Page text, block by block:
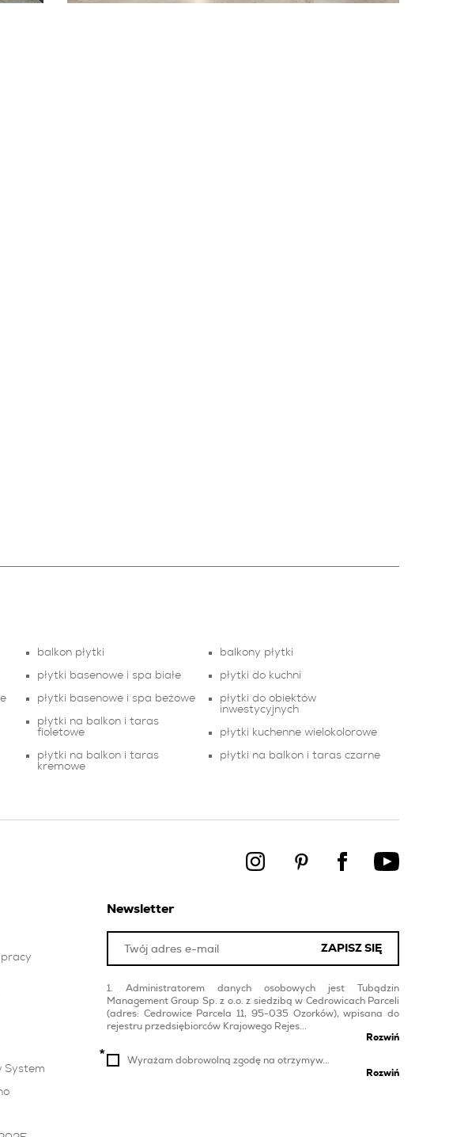
balkon płytki
płytki basenowe i spa białe
płytki basenowe i spa beżowe
płytki na balkon i taras
fioletowe
płytki na balkon i taras
kremowe
balkony płytki
płytki do kuchni
płytki do obiektów
inwestycyjnych
płytki kuchenne wielokolorowe
płytki na balkon i taras czarne
System
Newsletter
ZAPISZ SIĘ
Administratorem danych osobowych jest Tubądzin
Management Group Sp. z o.o. z siedzibą w Cedrowicach Parceli
(adres: Cedrowice Parcela 11, 95-035 Ozorków), wpisana do
rejestru przedsiębiorców Krajowego Rejes...
Rozwiń
Wyrażam dobrowolną zgodę na otrzymyw...
Rozwiń